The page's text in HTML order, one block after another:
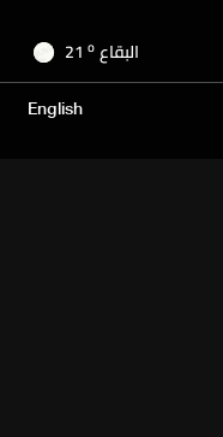
البقاع 21 o
الجنوب 25o
26
English